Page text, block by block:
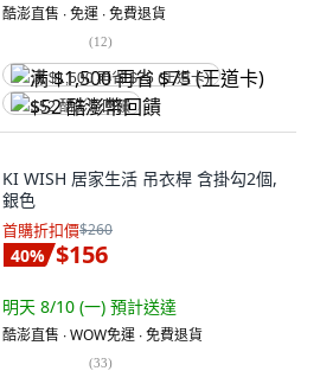
酷澎直售 ∙ 免運 ∙ 免費退貨
(12)
满 $1,500 再省 $75 (王道卡)
$52 酷澎幣回饋
KI WISH 居家生活 吊衣桿 含掛勾2個,
銀色
首購折扣價$260
40% $156
明天 8/10 (一) 預計送達
酷澎直售 ∙ WOW免運 ∙ 免費退貨
(33)